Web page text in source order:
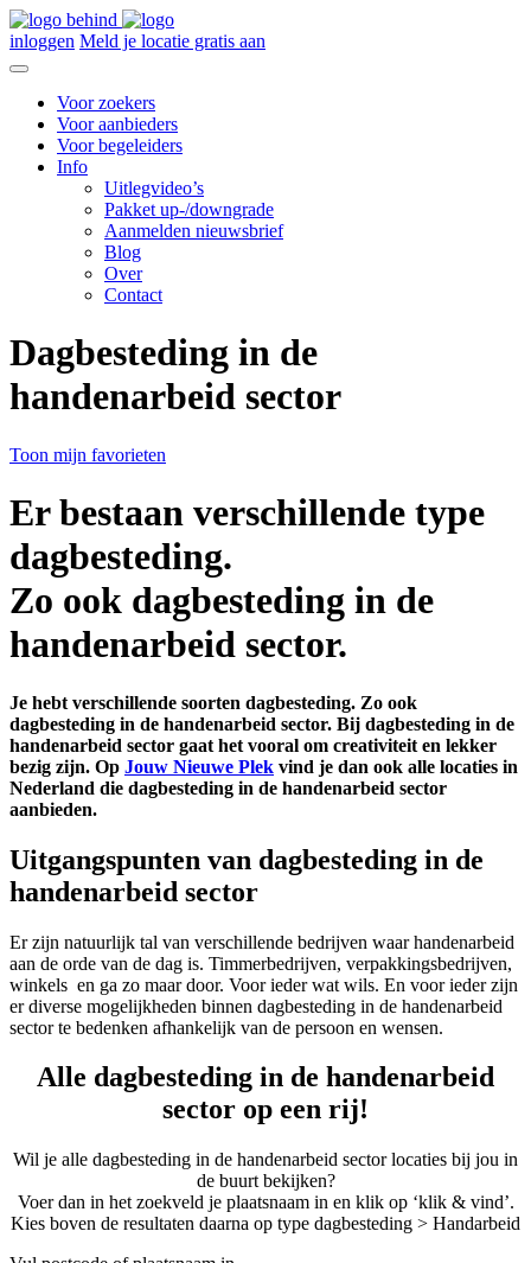
inloggen Meld je locatie gratis aan
Voor zoekers
Voor aanbieders
Voor begeleiders
Info
Uitlegvideo’s
Pakket up-/downgrade
Aanmelden nieuwsbrief
Blog
Over
Contact
Dagbesteding in de
handenarbeid sector
Toon mijn favorieten
Er bestaan verschillende type
dagbesteding.
Zo ook dagbesteding in de
handenarbeid sector.
Je hebt verschillende soorten dagbesteding. Zo ook
dagbesteding in de handenarbeid sector. Bij dagbesteding in de
handenarbeid sector gaat het vooral om creativiteit en lekker
bezig zijn. Op Jouw Nieuwe Plek vind je dan ook alle locaties in
Nederland die dagbesteding in de handenarbeid sector
aanbieden.
Uitgangspunten van dagbesteding in de
handenarbeid sector
Er zijn natuurlijk tal van verschillende bedrijven waar handenarbeid
aan de orde van de dag is. Timmerbedrijven, verpakkingsbedrijven,
winkels en ga zo maar door. Voor ieder wat wils. En voor ieder zijn
er diverse mogelijkheden binnen dagbesteding in de handenarbeid
sector te bedenken afhankelijk van de persoon en wensen.
Alle dagbesteding in de handenarbeid
sector op een rij!
Wil je alle dagbesteding in de handenarbeid sector locaties bij jou in
de buurt bekijken?
Voer dan in het zoekveld je plaatsnaam in en klik op ‘klik & vind’.
Kies boven de resultaten daarna op type dagbesteding > Handarbeid